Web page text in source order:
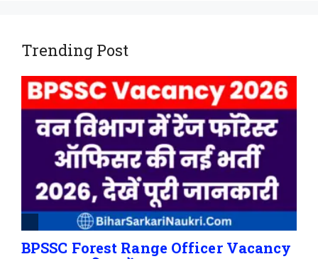
Trending Post